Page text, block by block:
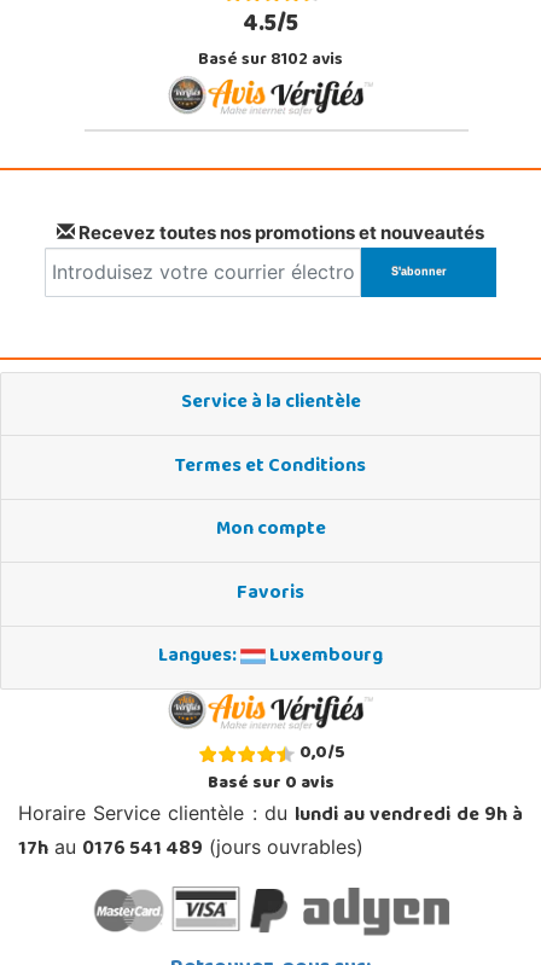
4.5/5
Basé sur 8102 avis
Recevez toutes nos promotions et nouveautés
Service à la clientèle
Termes et Conditions
Mon compte
Favoris
Langues:
Luxembourg
0,0/5
Basé sur0avis
Horaire Service clientèle : du lundi au vendredi de 9h à
17h au 0176 541 489 (jours ouvrables)